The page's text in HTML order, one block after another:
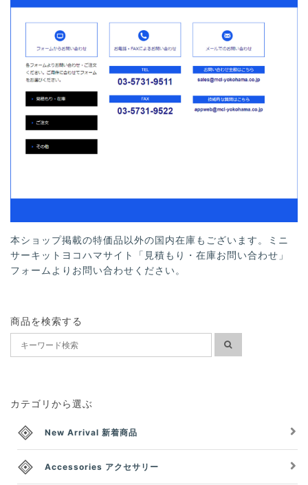
本ショップ掲載の特価品以外の国内在庫もございます。ミニ
サーキットヨコハマサイト「見積もり・在庫お問い合わせ」
フォームよりお問い合わせください。
商品を検索する
カテゴリから選ぶ
New Arrival 新着商品
Accessories アクセサリー